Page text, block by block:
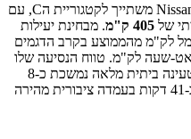
משתייך לקטגוריית הC, עם
של 405 ק"מ. מבחינת יעילות
לק"מ מהממוצע בקרב הדגמים
שעה לק"מ. טווח הנסיעה שלו
ביתית מלאה נמשכת כ-8
41 דקות בעמדה ציבורית מהירה